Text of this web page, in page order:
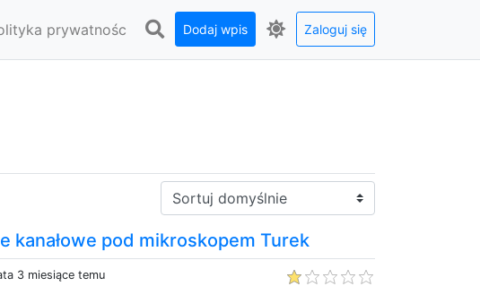
prywatnośc Dodaj wpis Zaloguj się
Sortuj:
kanałowe pod mikroskopem Turek
3 miesiące temu